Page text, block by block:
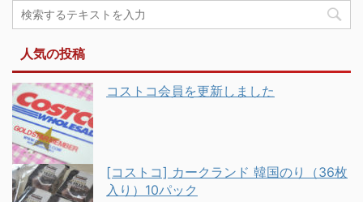
人気の投稿
コストコ会員を更新しました
[コストコ] カークランド 韓国のり（36枚
入り）10パック